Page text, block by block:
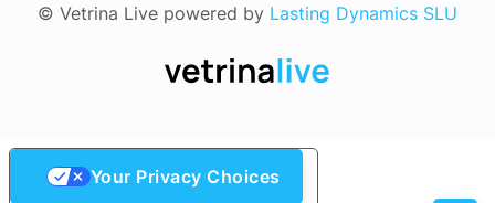
© Vetrina Live powered by Lasting Dynamics SLU
Your Privacy Choices